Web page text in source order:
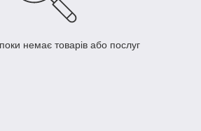
немає товарів або послуг